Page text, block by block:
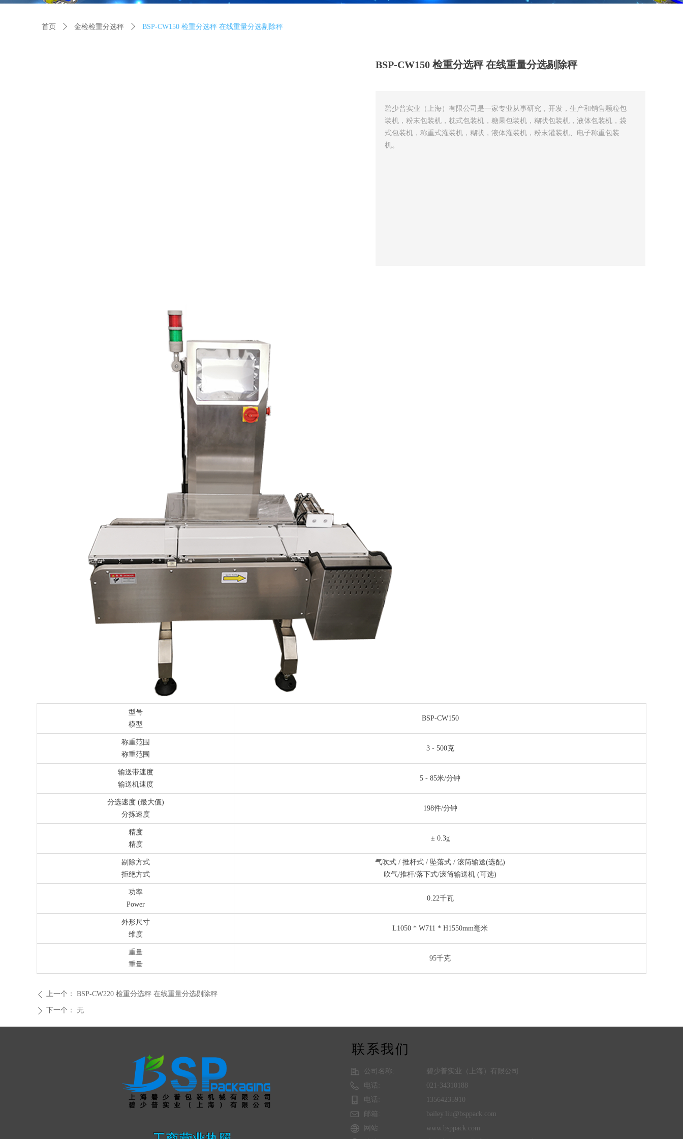
BSP-CW150 检重分选秤 在线重量分选剔除秤
碧少普实业（上海）有限公司是一家专业从事研究，开发，生产和销售颗粒包
装机，粉末包装机，枕式包装机，糖果包装机，糊状包装机，液体包装机，袋
式包装机，称重式灌装机，糊状，液体灌装机，粉末灌装机、电子称重包装
机。
型号
模型
BSP-CW150
称重范围
称重范围
3 - 500克
输送带速度
输送机速度
5 - 85米/分钟
分选速度 (最大值)
分拣速度
198件/分钟
精度
精度
± 0.3g
剔除方式
拒绝方式
气吹式 / 推杆式 / 坠落式 / 滚筒输送(选配)
吹气/推杆/落下式/滚筒输送机 (可选)
功率
Power
0.22千瓦
外形尺寸
维度
L1050 * W711 * H1550mm毫米
重量
重量
95千克
ꄲ 下一个： 无
ꄴ 上一个： BSP-CW220 检重分选秤 在线重量分选剔除秤
首页 ꄲ 金检检重分选秤 ꄲ BSP-CW150 检重分选秤 在线重量分选剔除秤
公司名称:
碧少普实业（上海）有限公司
电话:
021-34310188
电话:
13564235910
邮箱:
bailey.liu@bsppack.com
网站:
www.bsppack.com
联系我们